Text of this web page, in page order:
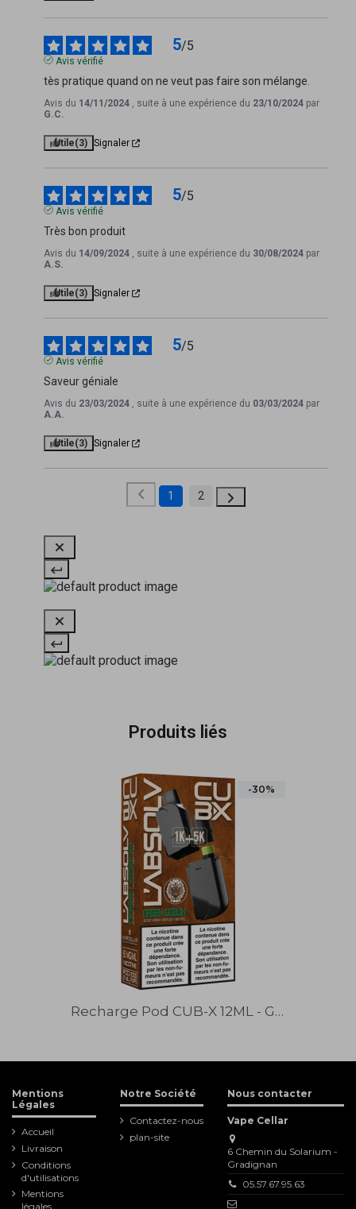
5/5
Avis vérifié
tès pratique quand on ne veut pas faire son mélange.
Avis du 14/11/2024 , suite à une expérience du 23/10/2024 par
G.C.
Utile(3) Signaler
5/5
Avis vérifié
Très bon produit
Avis du 14/09/2024 , suite à une expérience du 30/08/2024 par
A.S.
Utile(3) Signaler
5/5
Avis vérifié
Saveur géniale
Avis du 23/03/2024 , suite à une expérience du 03/03/2024 par
A.A.
Utile(3) Signaler
1 2
Produits liés
QUICK VIEW
-30%
Recharge Pod CUB-X 12ML - GREEN GOBLIN
Mentions
Légales
Accueil
Livraison
Conditions
d'utilisations
Mentions
légales
Notre Société
Contactez-nous
plan-site
Nous contacter
Vape Cellar
6 Chemin du Solarium -
Gradignan
05.57.67.95.63